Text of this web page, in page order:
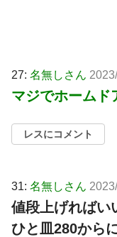
27: 名無しさん
マジでホームド
レスにコメント
31: 名無しさん
値段上げればい
ひと皿280から